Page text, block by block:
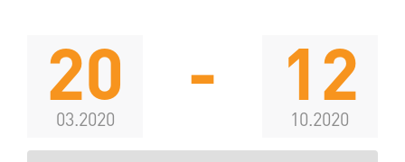
20
03.2020
- 12
10.2020